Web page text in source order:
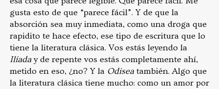
gusta esto de que “parece fácil”. Y de que la
absorción sea muy inmediata, como una droga que
rapidito te hace efecto, ese tipo de escritura que lo
tiene la literatura clásica. Vos estás leyendo la
Ilíaday de repente vos estás completamente ahí,
metido en eso, ¿no? Y la Odisea también. Algo que
la literatura clásica tiene mucho: como un amor por